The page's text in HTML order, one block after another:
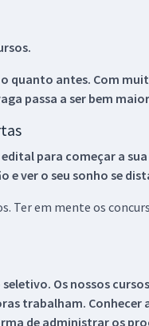
quanto antes. Com
passa a ser bem
edital para começar a
e ver o seu sonho se
Ter em mente os
Os nossos
trabalham.
de administrar os